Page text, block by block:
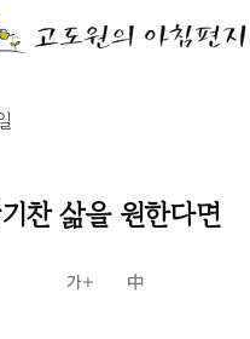
찬 삶을 원한다면